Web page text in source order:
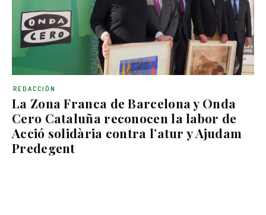
La Zona Franca de Barcelona y Onda
Cero Cataluña reconocen la labor de
Acció solidària contra l’atur y Ajudam
Predegent
REDACCIÓN